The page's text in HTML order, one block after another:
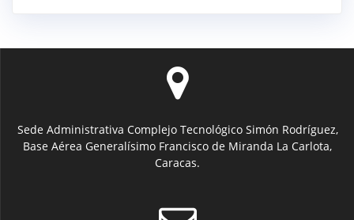
Sede Administrativa Complejo Tecnológico Simón Rodríguez,
Base Aérea Generalísimo Francisco de Miranda La Carlota,
Caracas.